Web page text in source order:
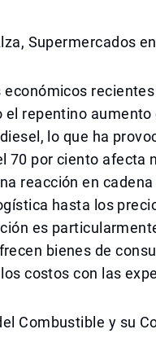
Supermercados
económicos
el repentino
lo que ha
70 por ciento afecta
reacción en
hasta los
es
bienes de
costos con las
Combustible y su